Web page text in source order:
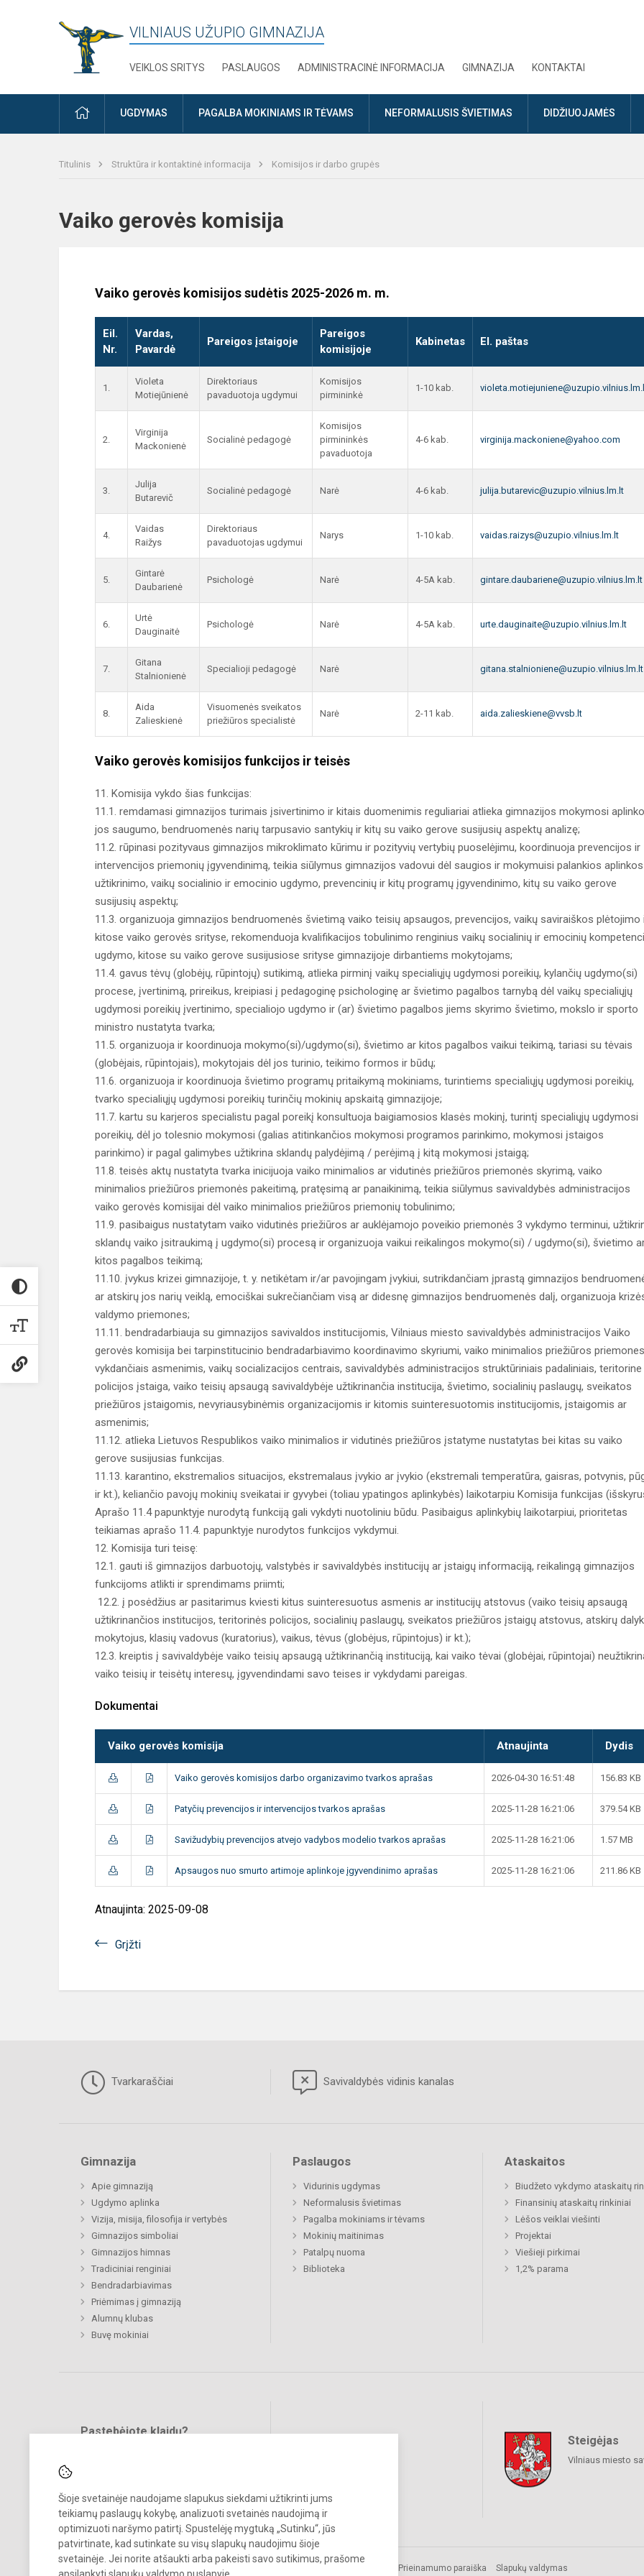
Šioje svetainėje naudojame slapukus siekdami užtikrinti jums
teikiamų paslaugų kokybę, analizuoti svetainės naudojimą ir
optimizuoti naršymo patirtį. Spustelėję mygtuką „Sutinku“, jūs
patvirtinate, kad sutinkate su visų slapukų naudojimu šioje
svetainėje. Jei norite atšaukti arba pakeisti savo sutikimus, prašome
VILNIAUS UŽUPIO GIMNAZIJA
VEIKLOS SRITYS PASLAUGOS ADMINISTRACINĖ INFORMACIJA GIMNAZIJA KONTAKTAI
PRADŽIAUGDYMAS PAGALBA MOKINIAMS IR TĖVAMS NEFORMALUSIS ŠVIETIMAS DIDŽIUOJAMĖS
Titulinis Struktūra ir kontaktinė informacija Komisijos ir darbo grupės
Vaiko gerovės komisija
Vaiko gerovės komisijos sudėtis 2025-2026 m. m.
Eil.
Nr.
Vardas,
Pavardė
Pareigos įstaigoje
Pareigos
komisijoje
Kabinetas El. paštas
1.
Violeta
Motiejūnienė
Direktoriaus
pavaduotoja ugdymui
Komisijos
pirmininkė
1-10 kab.
2.
Virginija
Mackonienė
Socialinė pedagogė
Komisijos
pirmininkės
pavaduotoja
4-6 kab. virginija.mackoniene@yahoo.com
3.
Julija
Butarevič
Socialinė pedagogė Narė 4-6 kab. julija.butarevic@uzupio.vilnius.lm.lt
4.
Vaidas
Raižys
Direktoriaus
pavaduotojas ugdymui
Narys 1-10 kab. vaidas.raizys@uzupio.vilnius.lm.lt
5.
Gintarė
Daubarienė
Psichologė Narė 4-5A kab. gintare.daubariene@uzupio.vilnius.lm.lt
6.
Urtė
Dauginaitė
Psichologė Narė 4-5A kab. urte.dauginaite@uzupio.vilnius.lm.lt
7.
Gitana
Stalnionienė
Specialioji pedagogė Narė gitana.stalnioniene@uzupio.vilnius.lm.lt
8.
Aida
Zalieskienė
Visuomenės sveikatos
priežiūros specialistė
Narė 2-11 kab. aida.zalieskiene@vvsb.lt
Vaiko gerovės komisijos funkcijos ir teisės
11. Komisija vykdo šias funkcijas:
11.1. remdamasi gimnazijos turimais įsivertinimo ir kitais duomenimis reguliariai atlieka gimnazijos mokymosi
jos saugumo, bendruomenės narių tarpusavio santykių ir kitų su vaiko gerove susijusių aspektų analizę;
11.2. rūpinasi pozityvaus gimnazijos mikroklimato kūrimu ir pozityvių vertybių puoselėjimu, koordinuoja prevencijos ir
intervencijos priemonių įgyvendinimą, teikia siūlymus gimnazijos vadovui dėl saugios ir mokymuisi palankios aplinkos
užtikrinimo, vaikų socialinio ir emocinio ugdymo, prevencinių ir kitų programų įgyvendinimo, kitų su vaiko gerove
susijusių aspektų;
11.3. organizuoja gimnazijos bendruomenės švietimą vaiko teisių apsaugos, prevencijos, vaikų saviraiškos plėtojimo
kitose vaiko gerovės srityse, rekomenduoja kvalifikacijos tobulinimo renginius vaikų socialinių ir emocinių
ugdymo, kitose su vaiko gerove susijusiose srityse gimnazijoje dirbantiems mokytojams;
11.4. gavus tėvų (globėjų, rūpintojų) sutikimą, atlieka pirminį vaikų specialiųjų ugdymosi poreikių, kylančių ugdymo(si)
procese, įvertinimą, prireikus, kreipiasi į pedagoginę psichologinę ar švietimo pagalbos tarnybą dėl vaikų specialiųjų
ugdymosi poreikių įvertinimo, specialiojo ugdymo ir (ar) švietimo pagalbos jiems skyrimo švietimo, mokslo ir sporto
ministro nustatyta tvarka;
11.5. organizuoja ir koordinuoja mokymo(si)/ugdymo(si), švietimo ar kitos pagalbos vaikui teikimą, tariasi su tėvais
(globėjais, rūpintojais), mokytojais dėl jos turinio, teikimo formos ir būdų;
11.6. organizuoja ir koordinuoja švietimo programų pritaikymą mokiniams, turintiems specialiųjų ugdymosi poreikių,
tvarko specialiųjų ugdymosi poreikių turinčių mokinių apskaitą gimnazijoje;
11.7. kartu su karjeros specialistu pagal poreikį konsultuoja baigiamosios klasės mokinį, turintį specialiųjų ugdymosi
poreikių, dėl jo tolesnio mokymosi (galias atitinkančios mokymosi programos parinkimo, mokymosi įstaigos
parinkimo) ir pagal galimybes užtikrina sklandų palydėjimą / perėjimą į kitą mokymosi įstaigą;
11.8. teisės aktų nustatyta tvarka inicijuoja vaiko minimalios ar vidutinės priežiūros priemonės skyrimą, vaiko
minimalios priežiūros priemonės pakeitimą, pratęsimą ar panaikinimą, teikia siūlymus savivaldybės administracijos
vaiko gerovės komisijai dėl vaiko minimalios priežiūros priemonių tobulinimo;
11.9. pasibaigus nustatytam vaiko vidutinės priežiūros ar auklėjamojo poveikio priemonės 3 vykdymo terminui,
sklandų vaiko įsitraukimą į ugdymo(si) procesą ir organizuoja vaikui reikalingos mokymo(si) / ugdymo(si), švietimo
kitos pagalbos teikimą;
11.10. įvykus krizei gimnazijoje, t. y. netikėtam ir/ar pavojingam įvykiui, sutrikdančiam įprastą gimnazijos
ar atskirų jos narių veiklą, emociškai sukrečiančiam visą ar didesnę gimnazijos bendruomenės dalį, organizuoja
valdymo priemones;
11.11. bendradarbiauja su gimnazijos savivaldos institucijomis, Vilniaus miesto savivaldybės administracijos Vaiko
gerovės komisija bei tarpinstitucinio bendradarbiavimo koordinavimo skyriumi, vaiko minimalios priežiūros priemones
vykdančiais asmenimis, vaikų socializacijos centrais, savivaldybės administracijos struktūriniais padaliniais, teritorine
policijos įstaiga, vaiko teisių apsaugą savivaldybėje užtikrinančia institucija, švietimo, socialinių paslaugų, sveikatos
priežiūros įstaigomis, nevyriausybinėmis organizacijomis ir kitomis suinteresuotomis institucijomis, įstaigomis ar
asmenimis;
11.12. atlieka Lietuvos Respublikos vaiko minimalios ir vidutinės priežiūros įstatyme nustatytas bei kitas su vaiko
gerove susijusias funkcijas.
11.13. karantino, ekstremalios situacijos, ekstremalaus įvykio ar įvykio (ekstremali temperatūra, gaisras, potvynis,
ir kt.), keliančio pavojų mokinių sveikatai ir gyvybei (toliau ypatingos aplinkybės) laikotarpiu Komisija funkcijas
Aprašo 11.4 papunktyje nurodytą funkciją gali vykdyti nuotoliniu būdu. Pasibaigus aplinkybių laikotarpiui, prioritetas
teikiamas aprašo 11.4. papunktyje nurodytos funkcijos vykdymui.
12. Komisija turi teisę:
12.1. gauti iš gimnazijos darbuotojų, valstybės ir savivaldybės institucijų ar įstaigų informaciją, reikalingą gimnazijos
funkcijoms atlikti ir sprendimams priimti;
12.2. į posėdžius ar pasitarimus kviesti kitus suinteresuotus asmenis ar institucijų atstovus (vaiko teisių apsaugą
užtikrinančios institucijos, teritorinės policijos, socialinių paslaugų, sveikatos priežiūros įstaigų atstovus, atskirų
mokytojus, klasių vadovus (kuratorius), vaikus, tėvus (globėjus, rūpintojus) ir kt.);
12.3. kreiptis į savivaldybėje vaiko teisių apsaugą užtikrinančią instituciją, kai vaiko tėvai (globėjai, rūpintojai)
vaiko teisių ir teisėtų interesų, įgyvendindami savo teises ir vykdydami pareigas.
Dokumentai
Vaiko gerovės komisija Atnaujinta Dydis
Vaiko gerovės komisijos darbo organizavimo tvarkos aprašas 2026-04-30 16:51:48 156.83 KB
Patyčių prevencijos ir intervencijos tvarkos aprašas 2025-11-28 16:21:06 379.54 KB
Savižudybių prevencijos atvejo vadybos modelio tvarkos aprašas 2025-11-28 16:21:06 1.57 MB
Apsaugos nuo smurto artimoje aplinkoje įgyvendinimo aprašas 2025-11-28 16:21:06 211.86 KB
Atnaujinta: 2025-09-08
Grįžti
Tvarkaraščiai Savivaldybės vidinis kanalas
Gimnazija
Apie gimnaziją
Ugdymo aplinka
Vizija, misija, filosofija ir vertybės
Gimnazijos simboliai
Gimnazijos himnas
Tradiciniai renginiai
Bendradarbiavimas
Priėmimas į gimnaziją
Alumnų klubas
Buvę mokiniai
Paslaugos
Vidurinis ugdymas
Neformalusis švietimas
Pagalba mokiniams ir tėvams
Mokinių maitinimas
Patalpų nuoma
Biblioteka
Ataskaitos
Biudžeto vykdymo ataskaitų
Finansinių ataskaitų rinkiniai
Lėšos veiklai viešinti
Projektai
Viešieji pirkimai
1,2% parama
Pastebėjote klaidų?
Steigėjas
Vilniaus miesto
© 2025. Vilniaus Užupio gimnazija. Visos teisės saugomos.
Prieinamumo paraiška Slapukų valdymas